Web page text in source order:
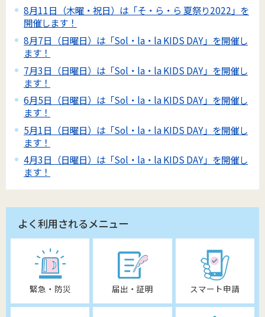
8月11日（木曜・祝日）は「そ・ら・ら 夏祭り2022」を
開催します！
8月7日（日曜日）は「Sol・la・la KIDS DAY」を開催し
ます！
7月3日（日曜日）は「Sol・la・la KIDS DAY」を開催し
ます！
6月5日（日曜日）は「Sol・la・la KIDS DAY」を開催し
ます！
5月1日（日曜日）は「Sol・la・la KIDS DAY」を開催し
ます！
4月3日（日曜日）は「Sol・la・la KIDS DAY」を開催し
ます！
よく利用されるメニュー
緊急・防災 届出・証明 スマート申請